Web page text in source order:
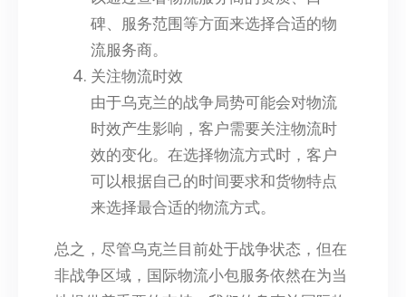
碑、服务范围等方面来选择合适的物
流服务商。
关注物流时效
由于乌克兰的战争局势可能会对物流
时效产生影响，客户需要关注物流时
效的变化。在选择物流方式时，客户
可以根据自己的时间要求和货物特点
来选择最合适的物流方式。
总之，尽管乌克兰目前处于战争状态，但在
非战争区域，国际物流小包服务依然在为当